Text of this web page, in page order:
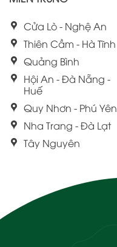
Cửa Lò - Nghệ An
Thiên Cầm - Hà Tĩnh
Quảng Bình
Hội An - Đà Nẵng -
Huế
Quy Nhơn - Phú Yên
Nha Trang - Đà Lạt
Tây Nguyên